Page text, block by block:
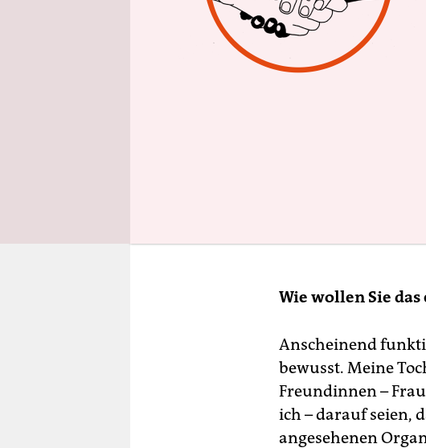
Wie wollen Sie das
Anscheinend
bewusst. Meine
Freundinnen –
ich – darauf seien,
angesehenen